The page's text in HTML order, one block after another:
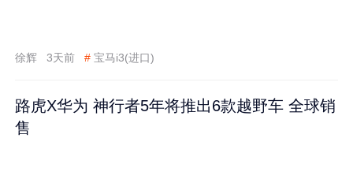
徐辉 3天前 # 宝马i3(进口)
路虎X华为 神行者5年将推出6款越野车 全球销
售